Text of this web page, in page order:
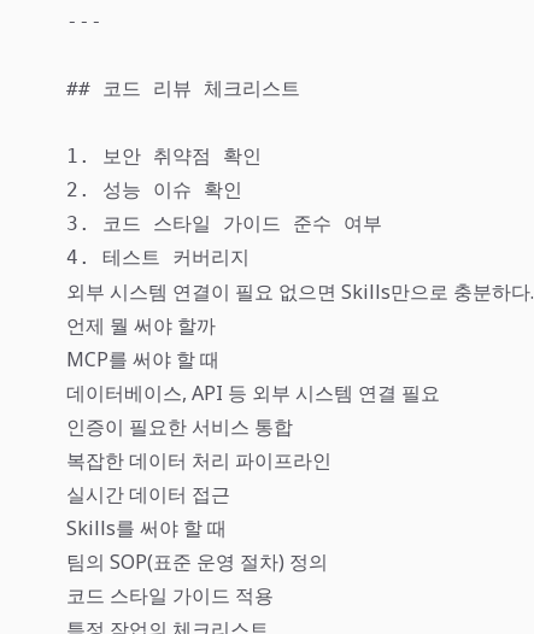
---
## 코드 리뷰 체크리스트
1. 보안 취약점 확인
2. 성능 이슈 확인
3. 코드 스타일 가이드 준수 여부
4. 테스트 커버리지
외부 시스템 연결이 필요 없으면 Skills만으로 충분하다.
언제 뭘 써야 할까
MCP를 써야 할 때
데이터베이스, API 등 외부 시스템 연결 필요
인증이 필요한 서비스 통합
복잡한 데이터 처리 파이프라인
실시간 데이터 접근
Skills를 써야 할 때
팀의 SOP(표준 운영 절차) 정의
코드 스타일 가이드 적용